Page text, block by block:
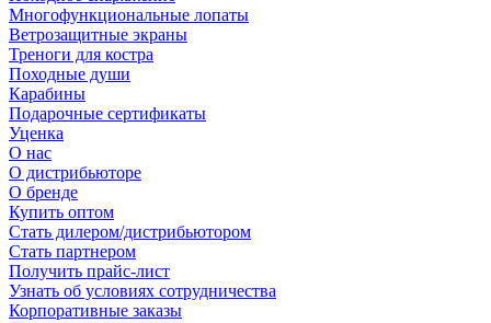
Многофункциональные лопаты
Ветрозащитные экраны
Треноги для костра
Походные души
Карабины
Подарочные сертификаты
Уценка
О нас
О дистрибьюторе
О бренде
Купить оптом
Стать дилером/дистрибьютором
Стать партнером
Получить прайс-лист
Узнать об условиях сотрудничества
Корпоративные заказы